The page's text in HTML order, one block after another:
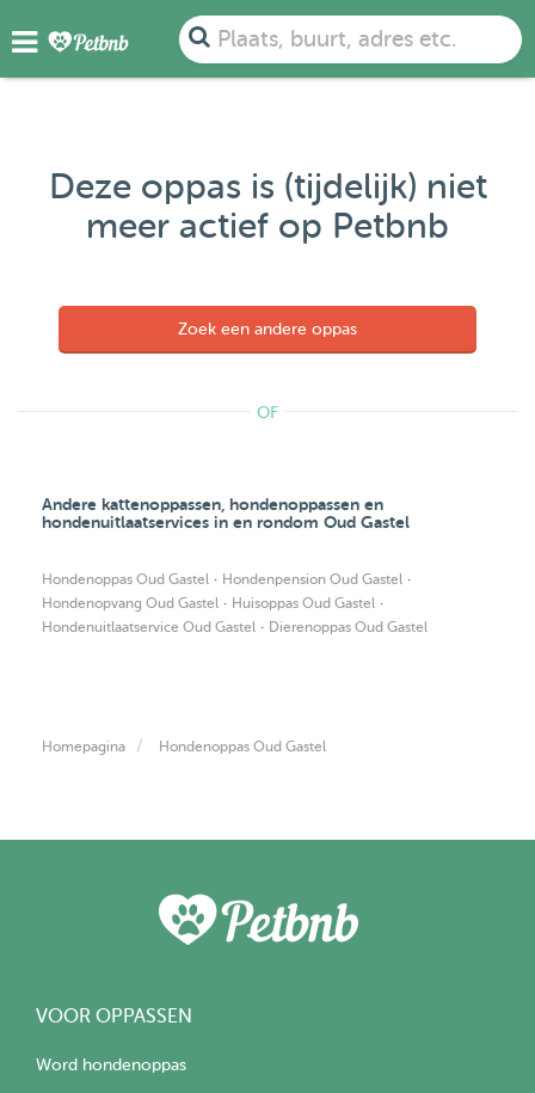
Plaats, buurt, adres etc.
Deze oppas is (tijdelijk) niet
meer actief op Petbnb
Zoek een andere oppas
OF
Andere kattenoppassen, hondenoppassen en
hondenuitlaatservices in en rondom Oud Gastel
Hondenoppas Oud Gastel · Hondenpension Oud Gastel ·
Hondenopvang Oud Gastel · Huisoppas Oud Gastel ·
Hondenuitlaatservice Oud Gastel · Dierenoppas Oud Gastel
Homepagina Hondenoppas Oud Gastel
VOOR OPPASSEN
Word hondenoppas